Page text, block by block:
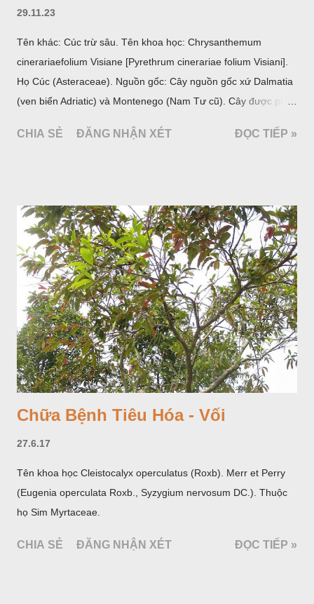
29.11.23
Tên khác: Cúc trừ sâu. Tên khoa học: Chrysanthemum
cinerariaefolium Visiane [Pyrethrum cinerariae folium Visiani].
Họ Cúc (Asteraceae). Nguồn gốc: Cây nguồn gốc xứ Dalmatia
(ven biển Adriatic) và Montenego (Nam Tư cũ). Cây được phân
trồng để khai thác: Pháp, Nga, Đức, Nam Tư (cũ), sau lan
Tam Đảo (Vĩnh Phúc), đã thu được kết quả ban đầu (những
năm 1560- 70); thường trồng đến năm thứ hai, thứ ba mới hái
hoa; trồng một lần thu hoạch 10 - 20 năm.
CHIA SẺ ĐĂNG NHẬN XÉT ĐỌC TIẾP »
Chữa Bệnh Tiêu Hóa - Vối
27.6.17
Tên khoa học Cleistocalyx operculatus (Roxb). Merr et Perry
(Eugenia operculata Roxb., Syzygium nervosum DC.). Thuộc
họ Sim Myrtaceae.
CHIA SẺ ĐĂNG NHẬN XÉT ĐỌC TIẾP »